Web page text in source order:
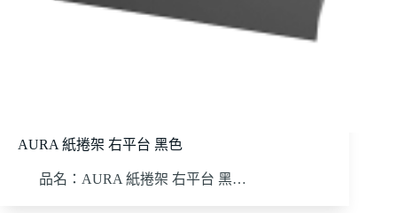
AURA 紙捲架 右平台 黑色
品名：AURA 紙捲架 右平台 黑…